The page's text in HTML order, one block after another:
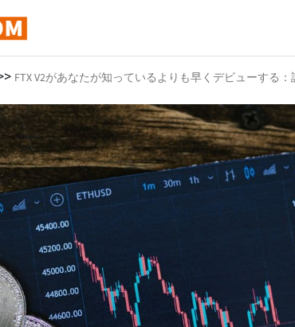
FTX V2があなたが知っているよりも早くデビューする：